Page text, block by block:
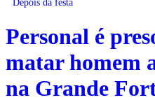
Personal é
matar homem
na Grande